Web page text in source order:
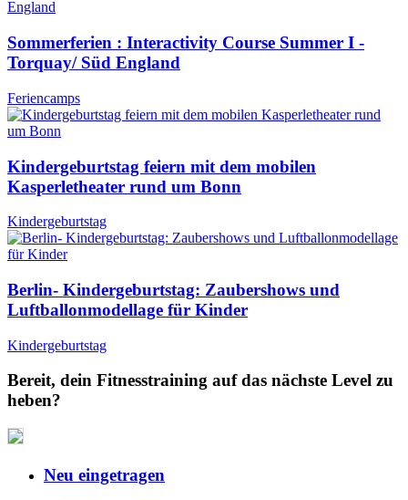
Sommerferien : Interactivity Course Summer I -
Torquay/ Süd England
Feriencamps
Kindergeburtstag feiern mit dem mobilen
Kasperletheater rund um Bonn
Kindergeburtstag
Berlin- Kindergeburtstag: Zaubershows und
Luftballonmodellage für Kinder
Kindergeburtstag
Bereit, dein Fitnesstraining auf das nächste Level zu
heben?
Neu eingetragen